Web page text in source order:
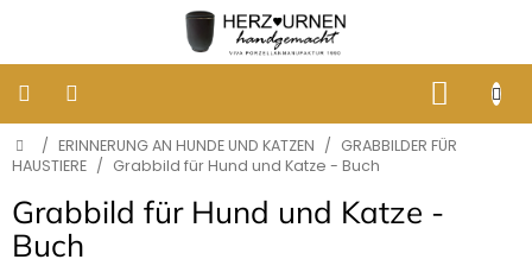
KLASSISCHE
BESTATTUNGSURNEN
DESIGNER
URNEN
Startseite
/ ERINNERUNG AN HUNDE UND KATZEN / GRABBILDER FÜR
HAUSTIERE / Grabbild für Hund und Katze - Buch
Grabbild für Hund und Katze -
Buch